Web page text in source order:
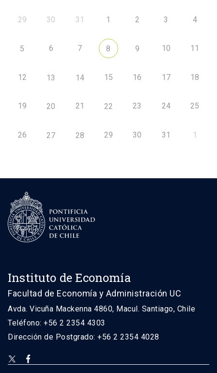
29 30 31 1 2 3 4
5 6 7 8 9 10 11
12 13 14 15 16 17 18
19 20 21 22 23 24 25
26 27 28 29 30 31 1
Instituto de Economía
Facultad de Economía y Administración UC
Avda. Vicuña Mackenna 4860, Macul. Santiago, Chile
Teléfono: +56 2 2354 4303
Dirección de Postgrado: +56 2 2354 4028